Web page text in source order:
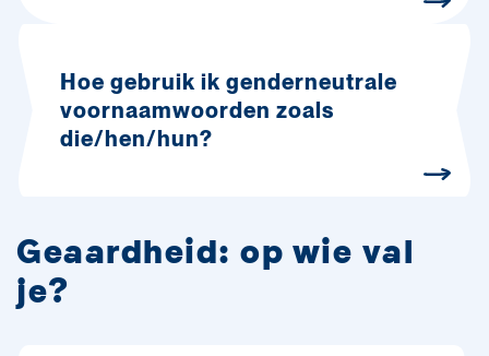
Hoe gebruik ik genderneutrale
voornaamwoorden zoals
die/hen/hun?
Geaardheid: op wie val
je?